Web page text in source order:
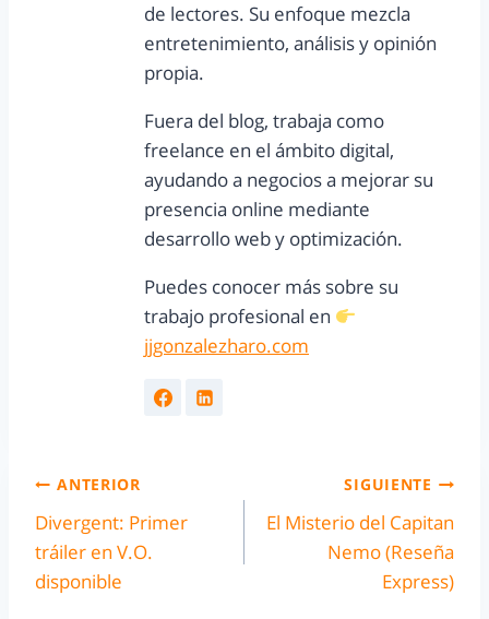
de lectores. Su enfoque mezcla
entretenimiento, análisis y opinión
propia.
Fuera del blog, trabaja como
freelance en el ámbito digital,
ayudando a negocios a mejorar su
presencia online mediante
desarrollo web y optimización.
Puedes conocer más sobre su
trabajo profesional en
jjgonzalezharo.com
ANTERIOR
Divergent: Primer
tráiler en V.O.
disponible
SIGUIENTE
El Misterio del Capitan
Nemo (Reseña
Express)